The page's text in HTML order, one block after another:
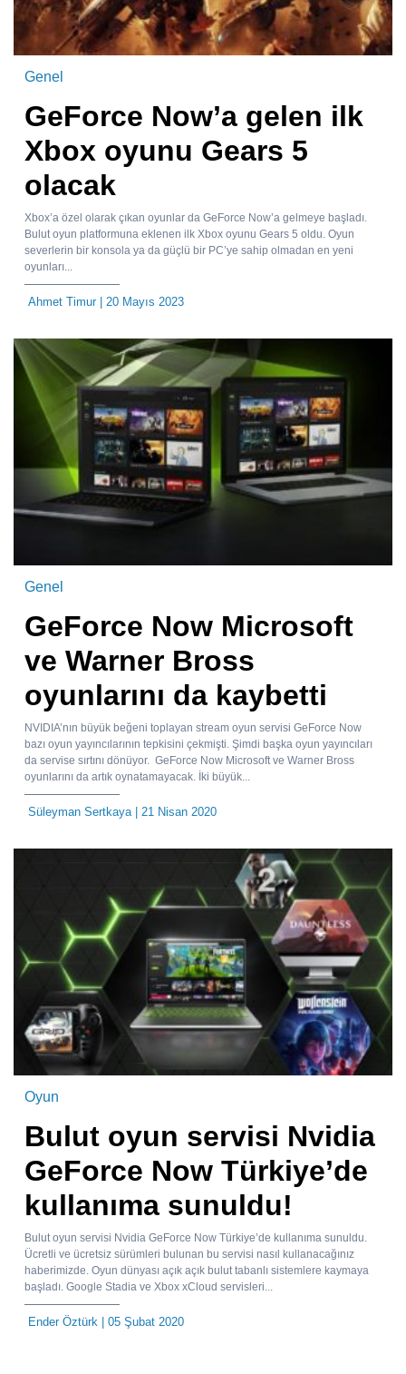
Genel
GeForce Now’a gelen ilk
Xbox oyunu Gears 5
olacak
Xbox’a özel olarak çıkan oyunlar da GeForce Now’a gelmeye başladı.
Bulut oyun platformuna eklenen ilk Xbox oyunu Gears 5 oldu. Oyun
severlerin bir konsola ya da güçlü bir PC’ye sahip olmadan en yeni
oyunları...
Ahmet Timur| 20 Mayıs 2023
Genel
GeForce Now Microsoft
ve Warner Bross
oyunlarını da kaybetti
NVIDIA’nın büyük beğeni toplayan stream oyun servisi GeForce Now
bazı oyun yayıncılarının tepkisini çekmişti. Şimdi başka oyun yayıncıları
da servise sırtını dönüyor. GeForce Now Microsoft ve Warner Bross
oyunlarını da artık oynatamayacak. İki büyük...
Süleyman Sertkaya| 21 Nisan 2020
Oyun
Bulut oyun servisi Nvidia
GeForce Now Türkiye’de
kullanıma sunuldu!
Bulut oyun servisi Nvidia GeForce Now Türkiye’de kullanıma sunuldu.
Ücretli ve ücretsiz sürümleri bulunan bu servisi nasıl kullanacağınız
haberimizde. Oyun dünyası açık açık bulut tabanlı sistemlere kaymaya
başladı. Google Stadia ve Xbox xCloud servisleri...
Ender Öztürk | 05 Şubat 2020